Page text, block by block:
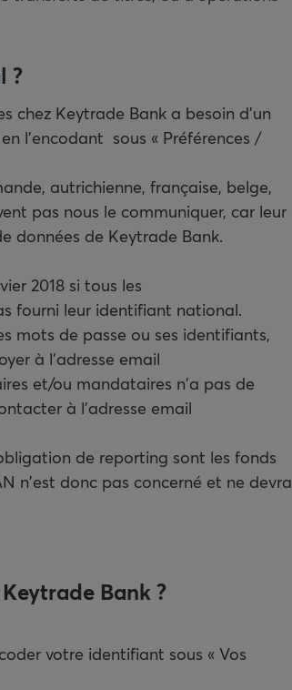
chez Keytrade Bank a besoin d'un
l'encodant sous « Préférences /
autrichienne, française, belge,
pas nous le communiquer, car leur
données de Keytrade Bank.
2018 si tous les
fourni leur identifiant national.
mots de passe ou ses identifiants,
à l'adresse email
et/ou mandataires n'a pas de
à l'adresse email
de reporting sont les fonds
n'est donc pas concerné et ne devra
Bank ?
votre identifiant sous « Vos